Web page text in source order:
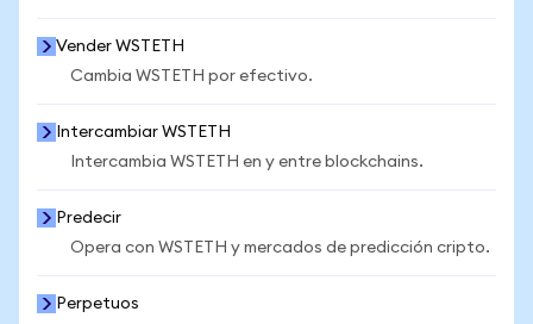
Vender WSTETH
Cambia WSTETH por efectivo.
Intercambiar WSTETH
Intercambia WSTETH en y entre blockchains.
Predecir
Opera con WSTETH y mercados de predicción cripto.
Perpetuos